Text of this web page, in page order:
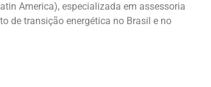
America), especializada em assessoria
de transição energética no Brasil e no